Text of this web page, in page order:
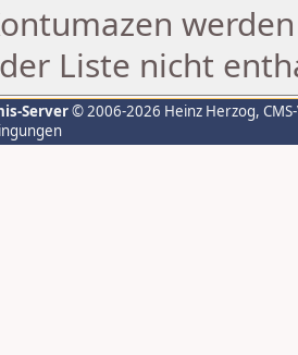
Liste nicht
Server© 2006-2026 Heinz Herzog,